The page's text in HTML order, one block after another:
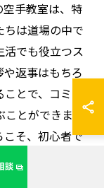
手教室は、特
は道場の中で
でも役立つス
返事はもちろ
とで、コミュ
とができま
そ、初心者で
談